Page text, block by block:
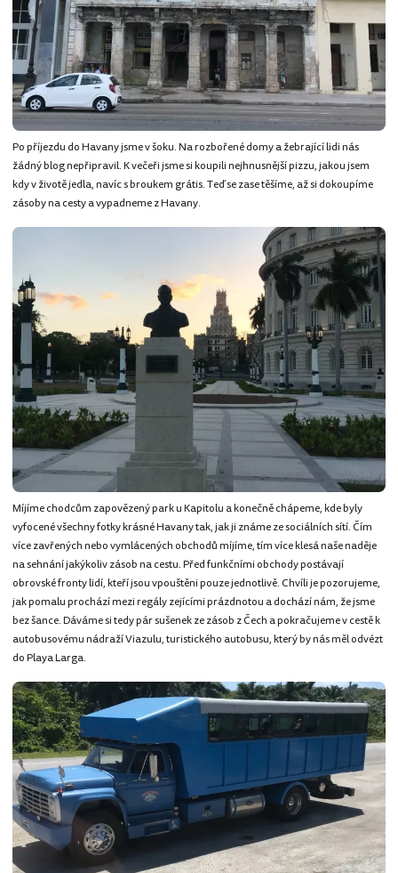
Po příjezdu do Havany jsme v šoku. Na rozbořené domy a žebrající lidi nás
žádný blog nepřipravil. K večeři jsme si koupili nejhnusnější pizzu, jakou jsem
kdy v životě jedla, navíc s broukem grátis. Teď se zase těšíme, až si dokoupíme
zásoby na cesty a vypadneme z Havany.
Míjíme chodcům zapovězený park u Kapitolu a konečně chápeme, kde byly
vyfocené všechny fotky krásné Havany tak, jak ji známe ze sociálních sítí. Čím
více zavřených nebo vymlácených obchodů míjíme, tím více klesá naše naděje
na sehnání jakýkoliv zásob na cestu. Před funkčními obchody postávají
obrovské fronty lidí, kteří jsou vpouštěni pouze jednotlivě. Chvíli je pozorujeme,
jak pomalu prochází mezi regály zejícími prázdnotou a dochází nám, že jsme
bez šance. Dáváme si tedy pár sušenek ze zásob z Čech a pokračujeme v cestě k
autobusovému nádraží Viazulu, turistického autobusu, který by nás měl odvézt
do Playa Larga.